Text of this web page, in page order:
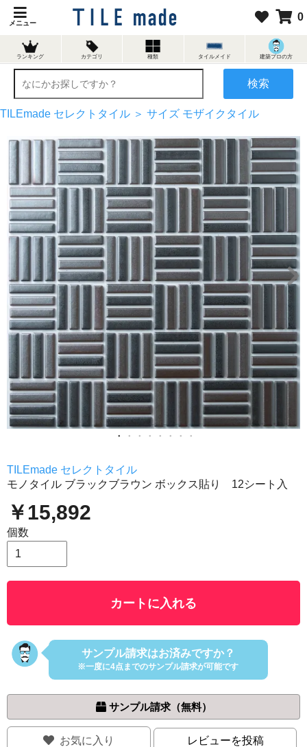
0
メニュー
ランキング カテゴリ 種類 タイルメイド 建築プロの方
検索
TILEmade セレクトタイル ＞ サイズ モザイクタイル
TILEmade セレクトタイル
モノタイル ブラックブラウン ボックス貼り 12シート入
￥15,892
個数
カートに入れる
サンプル請求はお済みですか？
※一度に4点までのサンプル請求が可能です
 サンプル請求（無料）
お気に入り レビューを投稿